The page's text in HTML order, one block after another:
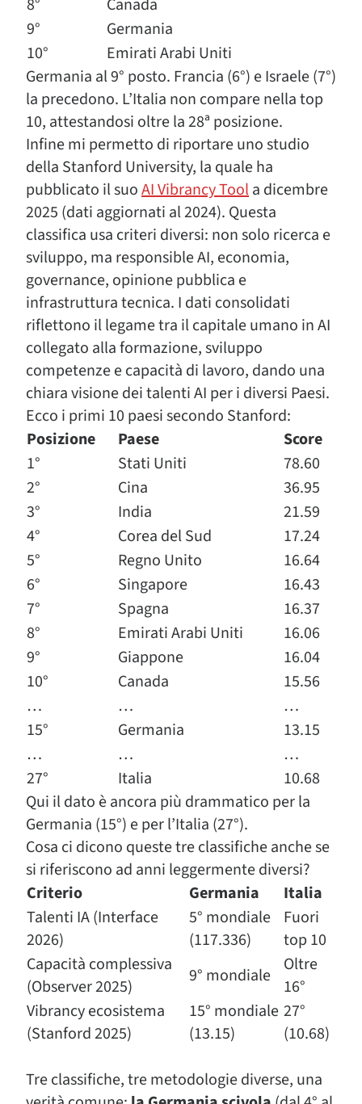
8°
Canada
9°
Germania
10°
Emirati Arabi Uniti
Germania al 9° posto. Francia (6°) e Israele (7°)
la precedono. L’Italia non compare nella top
10, attestandosi oltre la 28ª posizione.
Infine mi permetto di riportare uno studio
della Stanford University, la quale ha
pubblicato il suoAI Vibrancy Toola dicembre
2025 (dati aggiornati al 2024). Questa
classifica usa criteri diversi: non solo ricerca e
sviluppo, ma responsible AI, economia,
governance, opinione pubblica e
infrastruttura tecnica. I dati consolidati
riflettono il legame tra il capitale umano in AI
collegato alla formazione, sviluppo
competenze e capacità di lavoro, dando una
chiara visione dei talenti AI per i diversi Paesi.
Ecco i primi 10 paesi secondo Stanford:
Posizione
Paese
Score
1°
Stati Uniti
78.60
2°
Cina
36.95
3°
India
21.59
4°
Corea del Sud
17.24
5°
Regno Unito
16.64
6°
Singapore
16.43
7°
Spagna
16.37
8°
Emirati Arabi Uniti
16.06
9°
Giappone
16.04
10°
Canada
15.56
…
…
…
15°
Germania
13.15
…
…
…
27°
Italia
10.68
Qui il dato è ancora più drammatico per la
Germania (15°) e per l’Italia (27°).
Cosa ci dicono queste tre classifiche anche se
si riferiscono ad anni leggermente diversi?
Criterio
Germania
Italia
Talenti IA (Interface
2026)
5° mondiale
(117.336)
Fuori
top 10
Capacità complessiva
(Observer 2025)
9° mondiale
Oltre
16°
Vibrancy ecosistema
(Stanford 2025)
15° mondiale
(13.15)
27°
(10.68)
Tre classifiche, tre metodologie diverse, una